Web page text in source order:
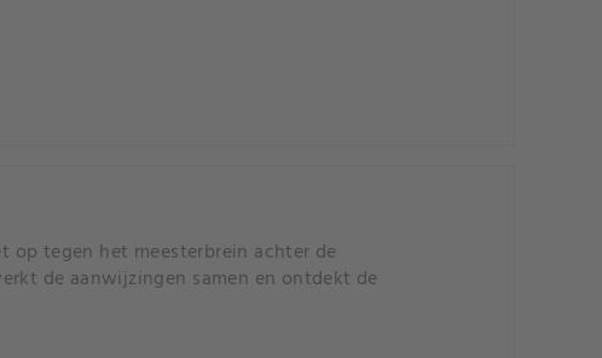
op tegen het meesterbrein achter de
de aanwijzingen samen en ontdekt de